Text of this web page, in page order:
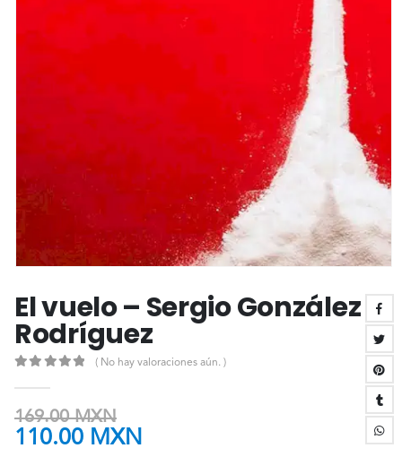
El vuelo – Sergio González
Rodríguez
( No hay valoraciones aún. )
169.00MXN
110.00 MXN